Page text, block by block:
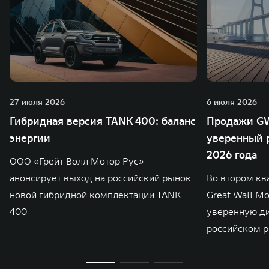
27 июля 2026
Гибридная версия TANK 400: баланс
энергии
ООО «Грейт Волл Мотор Рус»
анонсирует выход на российский рынок
новой гибридной комплектации TANK
400
6 июля 2026
Продажи
уверенный
2026 года
Во втором
Great Wall
уверенную
российском